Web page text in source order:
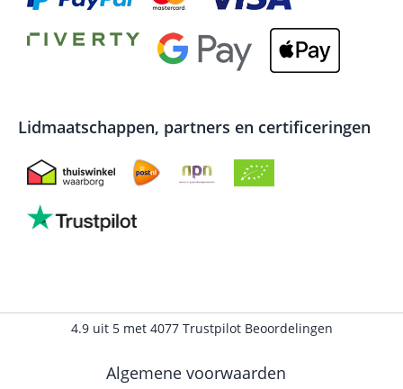
Lidmaatschappen, partners en certificeringen
Algemene voorwaarden
4.9uit 5met 4077Trustpilot Beoordelingen